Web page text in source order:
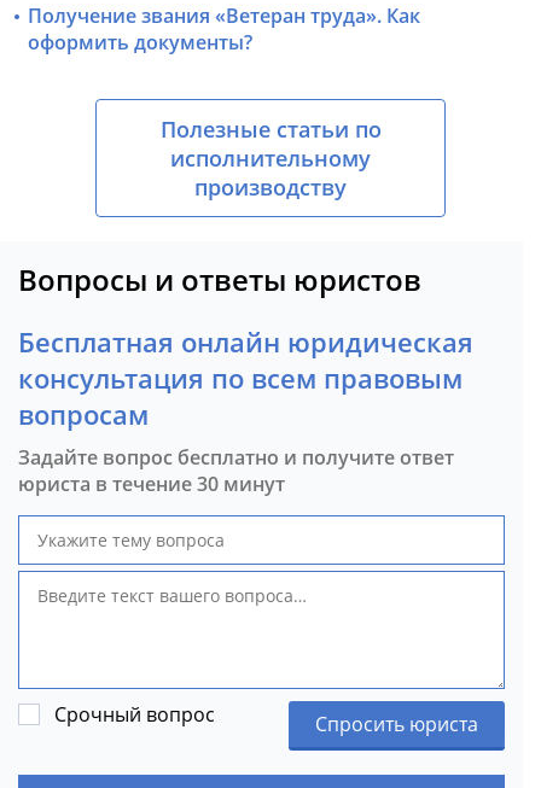
Получение звания «Ветеран труда». Как
оформить документы?
Полезные статьи по
исполнительному
производству
Вопросы и ответы юристов
Бесплатная онлайн юридическая
консультация по всем правовым
вопросам
Задайте вопрос бесплатно и получите ответ
юриста в течение 30 минут
Срочный вопрос Спросить юриста